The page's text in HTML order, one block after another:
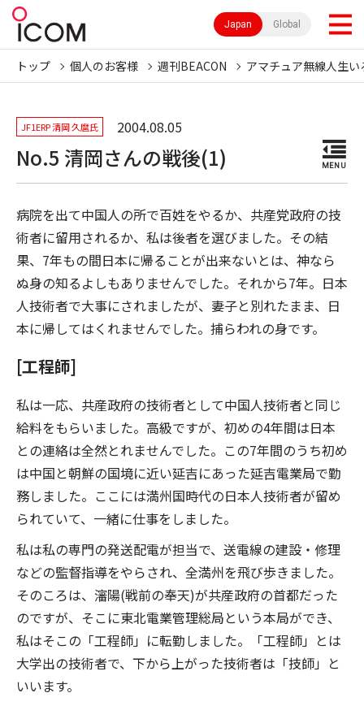
Japan Global
トップ 個人のお客様 週刊BEACON アマチュア無線人生い
JF1ERP 清岡 久麿氏 2004.08.05
No.5 清岡さんの戦後(1) MENU
病院を出て中国人の所で百姓をやるか、共産党政府の技
術者に留用されるか、私は後者を選びました。その結
果、7年もの間日本に帰ることが出来ないとは、神なら
ぬ身の知るよしもありませんでした。それから7年。日本
人技術者で大事にされましたが、妻子と別れたまま、日
本に帰してはくれませんでした。捕らわれの身です。
[工程師]
私は一応、共産政府の技術者として中国人技術者と同じ
給料をもらいました。高級ですが、初めの4年間は日本
との連絡は全然とれませんでした。この7年間のうち初め
は中国と朝鮮の国境に近い延吉にあった延吉電業局で勤
務しました。ここには満州国時代の日本人技術者が留め
られていて、一緒に仕事をしました。
私は私の専門の発送配電が担当で、送電線の建設・修理
などの監督指導をやらされ、全満州を飛び歩きました。
そのころは、瀋陽(戦前の奉天)が共産政府の首都だった
のですが、そこに東北電業管理総局という本局ができ、
私はそこの「工程師」に転勤しました。「工程師」とは
大学出の技術者で、下から上がった技術者は「技師」と
いいます。